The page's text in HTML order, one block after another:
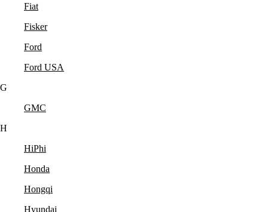
Fiat
Fisker
Ford
Ford USA
G
GMC
H
HiPhi
Honda
Hongqi
Hyundai